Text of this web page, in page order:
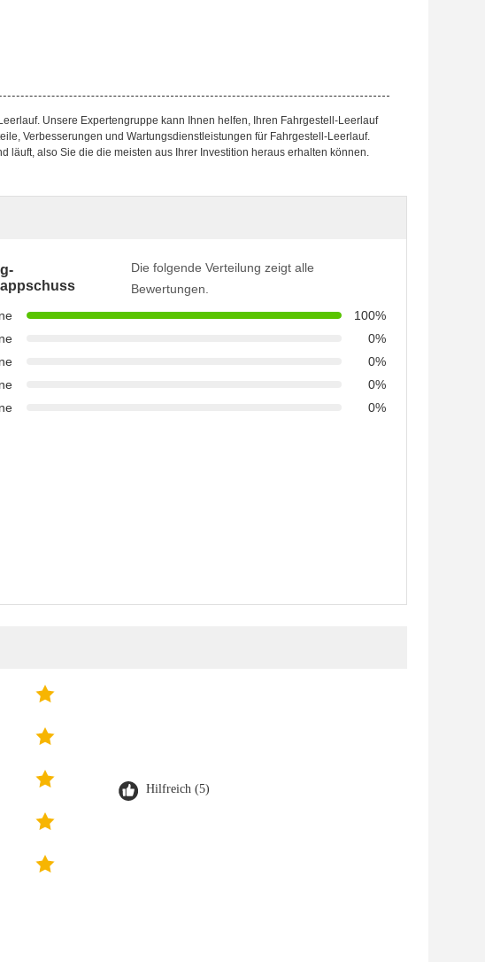
Unsere Expertengruppe kann Ihnen helfen, Ihren Fahrgestell-Leerlauf
Verbesserungen und Wartungsdienstleistungen für Fahrgestell-Leerlauf.
läuft, also Sie die die meisten aus Ihrer Investition heraus erhalten können.
Die folgende Verteilung zeigt alle
Bewertungen.
100%
0%
0%
0%
0%
Hilfreich (5)